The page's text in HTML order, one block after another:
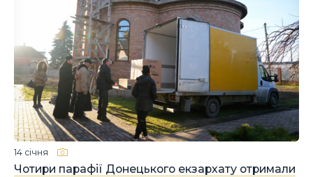
Чотири парафії Донецького екзархату отримали
14 січня